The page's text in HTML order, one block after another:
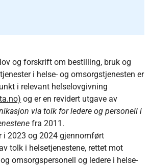
og forskrift om bestilling, bruk og
i helse- og omsorgstjenesten er
i relevant helselovgivning
og er en revidert utgave av
via tolk for ledere og personell i
fra 2011.
i 2023 og 2024 gjennomført
tolk i helsetjenestene, rettet mot
omsorgspersonell og ledere i helse-